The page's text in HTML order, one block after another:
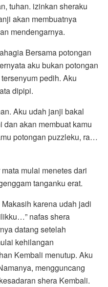
tuhan. izinkan sheraku
akan membuatnya
mendengarnya.
Bersama potongan
aku bukan potongan
pedih. Aku
dipipi.
Aku udah janji bakal
akan membuat kamu
potongan puzzleku, ra…
mulai menetes dari
tanganku erat.
karena udah jadi
nafas shera
datang setelah
kehilangan
Kembali menutup. Aku
mengguncang
shera Kembali.